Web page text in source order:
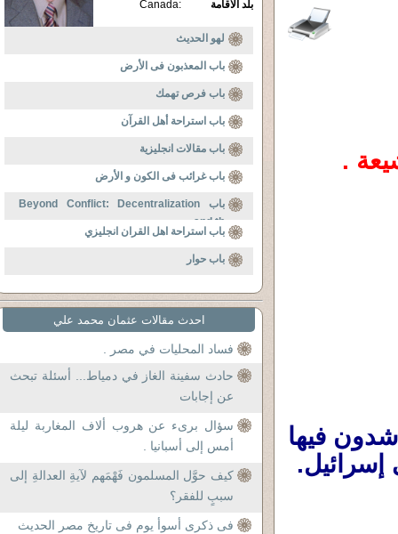
.
إسرائيل.
بلد الاقامة
:
Canada
لهو الحديث
باب المعذبون فى الأرض
باب فرص تهمك
باب استراحة أهل القرآن
باب مقالات انجليزية
باب غرائب فى الكون و الأرض
باب Beyond Conflict: Decentralization
and th
باب استراحة اهل القران انجليزي
باب حوار
احدث مقالات عثمان محمد علي
فساد المحليات في مصر .
حادث سفينة الغاز في دمياط... أسئلة تبحث
عن إجابات
سؤال برىء عن هروب ألاف المغاربة ليلة
أمس إلى أسبانيا .
كيف حوَّل المسلمون فَهْمَهم لآيةِ العدالةِ إلى
سببٍ للفقر؟
فى ذكرى أسوأ يوم فى تاريخ مصر الحديث